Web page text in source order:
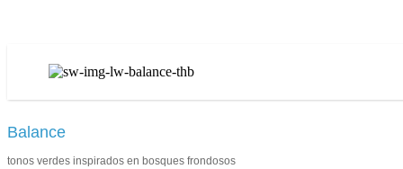
Balance
tonos verdes inspirados en bosques frondosos